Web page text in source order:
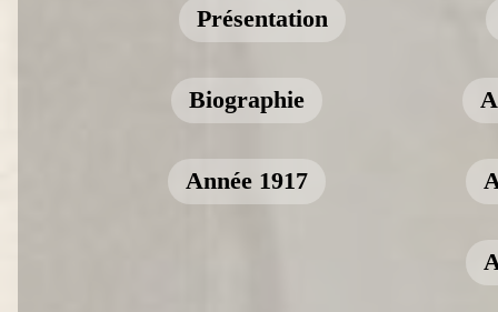
Présentation
Biographie
Année 1917